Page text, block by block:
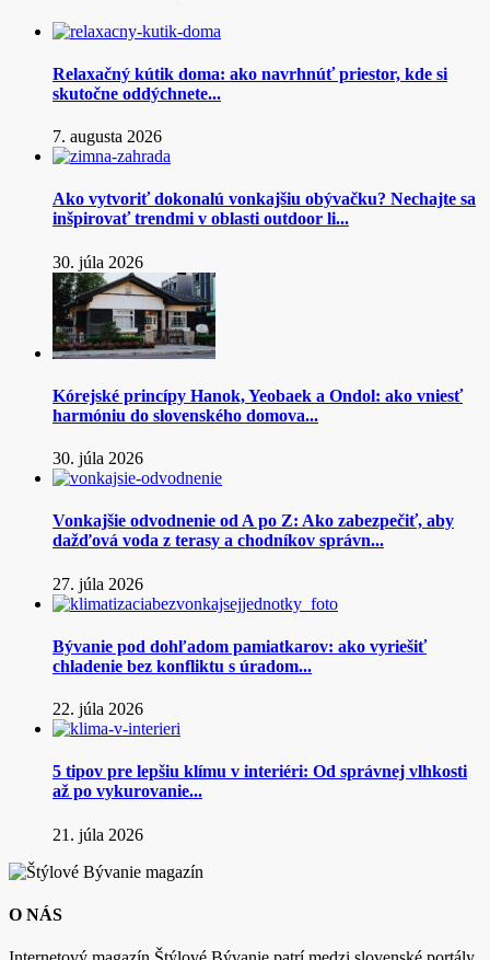
Relaxačný kútik doma: ako navrhnúť priestor, kde si
skutočne oddýchnete...
7. augusta 2026
Ako vytvoriť dokonalú vonkajšiu obývačku? Nechajte sa
inšpirovať trendmi v oblasti outdoor li...
30. júla 2026
Kórejské princípy Hanok, Yeobaek a Ondol: ako vniesť
harmóniu do slovenského domova...
30. júla 2026
Vonkajšie odvodnenie od A po Z: Ako zabezpečiť, aby
dažďová voda z terasy a chodníkov správn...
27. júla 2026
Bývanie pod dohľadom pamiatkarov: ako vyriešiť
chladenie bez konfliktu s úradom...
22. júla 2026
5 tipov pre lepšiu klímu v interiéri: Od správnej vlhkosti
až po vykurovanie...
21. júla 2026
O NÁS